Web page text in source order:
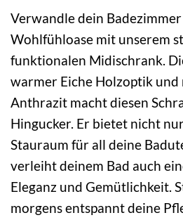
Verwandle dein
Wohlfühloase mit unserem
funktionalen Midischrank.
warmer Eiche Holzoptik und
Anthrazit macht diesen
Hingucker. Er bietet nicht
Stauraum für all deine
verleiht deinem Bad auch
Eleganz und Gemütlichkeit.
morgens entspannt deine